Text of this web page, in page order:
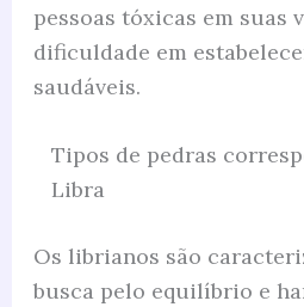
pessoas tóxicas em suas
dificuldade em
saudáveis.
Tipos de pedras
Libra
Os librianos são
busca pelo equilíbrio e